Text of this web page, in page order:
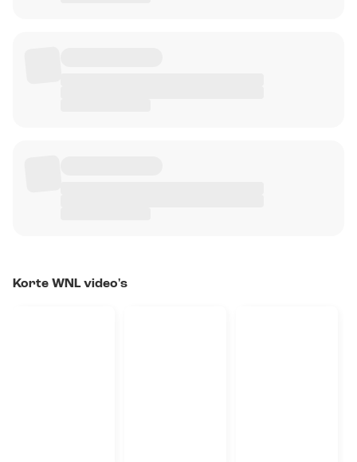
Korte WNL video's